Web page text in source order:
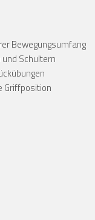
Bewegungsumfang
Schultern
Griffposition